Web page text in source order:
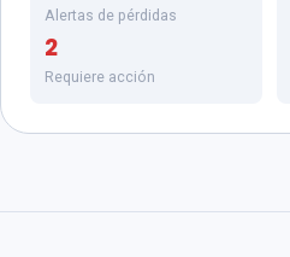
Alertas de pérdidas
2
Requiere acción